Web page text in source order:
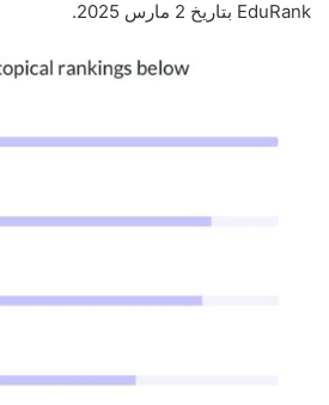
EduRank بتاريخ 2 مارس 2025.